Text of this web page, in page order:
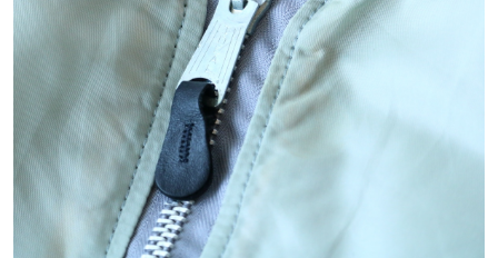
#ESSENTIAL DESIGNS #古着サミット
#NEW VINTAGE #マイナーグッド図鑑
#路地裏てぃーん。 #MONTHLY JOURNAL
#GH 銘品の所以 #フイナムのYouTube
#Commune H #FOCUS IT
#ととけん #FASHION
#LIFESTYLE #SNEAKER